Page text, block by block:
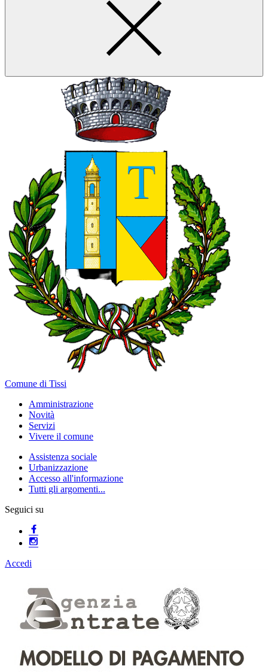
Comune di Tissi
Amministrazione
Novità
Servizi
Vivere il comune
Assistenza sociale
Urbanizzazione
Accesso all'informazione
Tutti gli argomenti...
Seguici su
Accedi